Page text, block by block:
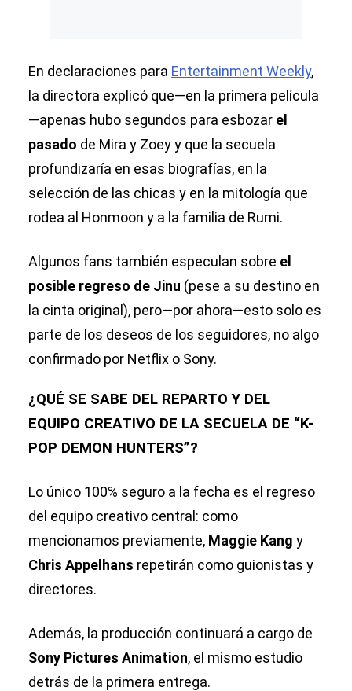
En declaraciones para Entertainment Weekly,
la directora explicó que—en la primera película
—apenas hubo segundos para esbozar el
pasado de Mira y Zoey y que la secuela
profundizaría en esas biografías, en la
selección de las chicas y en la mitología que
rodea al Honmoon y a la familia de Rumi.
Algunos fans también especulan sobre el
posible regreso de Jinu (pese a su destino en
la cinta original), pero—por ahora—esto solo es
parte de los deseos de los seguidores, no algo
confirmado por Netflix o Sony.
¿QUÉ SE SABE DEL REPARTO Y DEL
EQUIPO CREATIVO DE LA SECUELA DE “K-
POP DEMON HUNTERS”?
Lo único 100% seguro a la fecha es el regreso
del equipo creativo central: como
mencionamos previamente, Maggie Kang y
Chris Appelhans repetirán como guionistas y
directores.
Además, la producción continuará a cargo de
Sony Pictures Animation, el mismo estudio
detrás de la primera entrega.